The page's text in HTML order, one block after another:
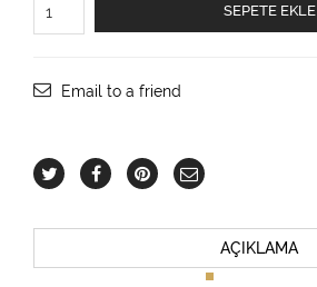
Melodisi
Güllerle
SEPETE EKLE
Email to a friend
AÇIKLAMA